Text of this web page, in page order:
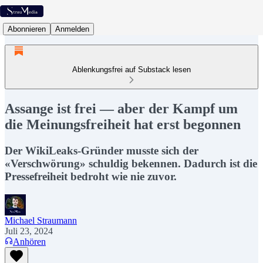
Abonnieren Anmelden
Ablenkungsfrei auf Substack lesen
Assange ist frei — aber der Kampf um
die Meinungsfreiheit hat erst begonnen
Der WikiLeaks-Gründer musste sich der
«Verschwörung» schuldig bekennen. Dadurch ist die
Pressefreiheit bedroht wie nie zuvor.
Michael Straumann
Juli 23, 2024
Anhören